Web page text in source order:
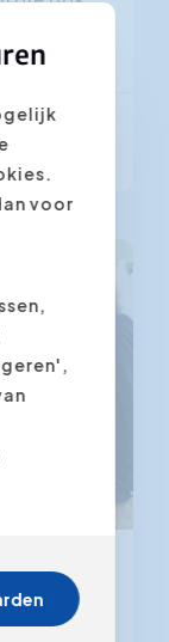
de pers
voor